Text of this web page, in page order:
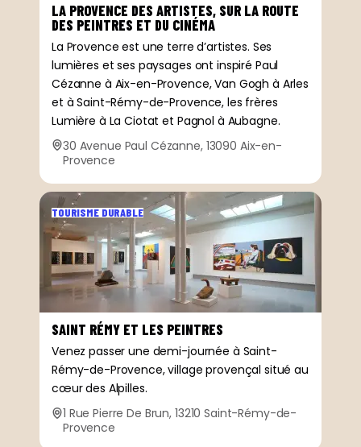
LA PROVENCE DES ARTISTES, SUR LA ROUTE
DES PEINTRES ET DU CINÉMA
La Provence est une terre d’artistes. Ses
lumières et ses paysages ont inspiré Paul
Cézanne à Aix-en-Provence, Van Gogh à Arles
et à Saint-Rémy-de-Provence, les frères
Lumière à La Ciotat et Pagnol à Aubagne.
30 Avenue Paul Cézanne, 13090 Aix-en-
Provence
SAINT RÉMY ET LES PEINTRES
TOURISME DURABLE
Venez passer une demi-journée à Saint-
Rémy-de-Provence, village provençal situé au
cœur des Alpilles.
1 Rue Pierre De Brun, 13210 Saint-Rémy-de-
Provence